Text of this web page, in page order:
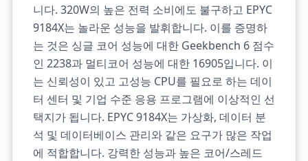
니다. 320W의 높은 전력 소비에도 불구하고 EPYC
9184X는 놀라운 성능을 발휘합니다. 이를 증명하
는 것은 싱글 코어 성능에 대한 Geekbench 6 점수
인 2238과 멀티코어 성능에 대한 16905입니다. 이
는 신뢰성이 있고 고성능 CPU를 필요로 하는 데이
터 센터 및 기업 수준 응용 프로그램에 이상적인 선
택지가 됩니다. EPYC 9184X는 가상화, 데이터 분
석 및 데이터베이스 관리와 같은 요구가 많은 작업
에 적합합니다. 강력한 성능과 높은 코어/스레드